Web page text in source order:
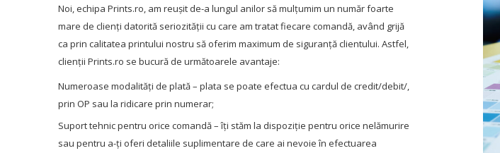
Noi, echipa Prints.ro, am reușit de-a lungul anilor să mulțumim un număr foarte
mare de clienți datorită seriozității cu care am tratat fiecare comandă, având grijă
ca prin calitatea printului nostru să oferim maximum de siguranță clientului. Astfel,
clienții Prints.ro se bucură de următoarele avantaje:
Numeroase modalități de plată – plata se poate efectua cu cardul de credit/debit/,
prin OP sau la ridicare prin numerar;​
Suport tehnic pentru orice comandă – îți stăm la dispoziție pentru orice nelămurire
sau pentru a-ți oferi detaliile suplimentare de care ai nevoie în efectuarea